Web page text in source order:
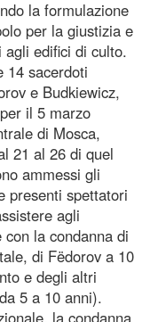
la formulazione
per la giustizia e
edifici di culto.
14 sacerdoti
e Budkiewicz,
il 5 marzo
di Mosca,
21 al 26 di quel
ammessi gli
presenti spettatori
agli
la condanna di
di Fëdorov a 10
e degli altri
5 a 10 anni).
la condanna